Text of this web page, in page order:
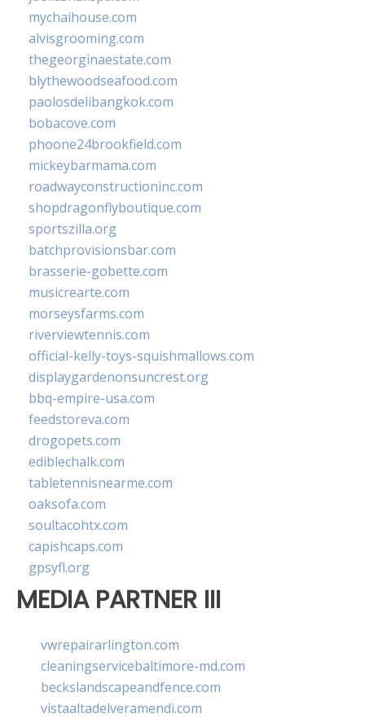
mychaihouse.com
alvisgrooming.com
thegeorginaestate.com
blythewoodseafood.com
paolosdelibangkok.com
bobacove.com
phoone24brookfield.com
mickeybarmama.com
roadwayconstructioninc.com
shopdragonflyboutique.com
sportszilla.org
batchprovisionsbar.com
brasserie-gobette.com
musicrearte.com
morseysfarms.com
riverviewtennis.com
official-kelly-toys-squishmallows.com
displaygardenonsuncrest.org
bbq-empire-usa.com
feedstoreva.com
drogopets.com
ediblechalk.com
tabletennisnearme.com
oaksofa.com
soultacohtx.com
capishcaps.com
gpsyfl.org
MEDIA PARTNER III
vwrepairarlington.com
cleaningservicebaltimore-md.com
beckslandscapeandfence.com
vistaaltadelveramendi.com